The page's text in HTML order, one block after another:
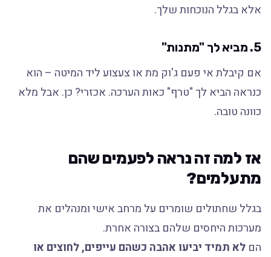
אלא בגלל הנוכחות שלך.
5. מביא לך "מתנות"
אם קיבלת אי פעם ג'וק מת או צעצוע ליד המיטה – הוא
כנראה הביא לך "טרף" כאות הערכה. אכזרי? כן. אבל מלא
כוונה טובה.
אז למה זה נראה לפעמים שהם
מתעלמים?
בגלל שחתולים שומרים על מרחב אישי ומנהלים את
מערכות היחסים שלהם בצורה אחרת.
הם לא תמיד יביעו אהבה כשהם עייפים, לחוצים או